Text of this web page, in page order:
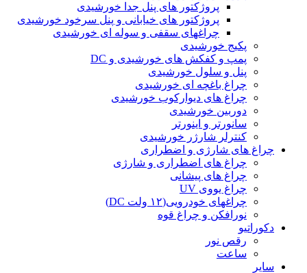
پروژکتور های پنل جدا خورشیدی
پروژکتور های خیابانی و پنل سرخود خورشیدی
چراغهای سقفی و سوله ای خورشیدی
پکیج خورشیدی
پمپ و کفکش های خورشیدی و DC
پنل و سلول خورشیدی
چراغ باغچه ای خورشیدی
چراغ های دیوارکوب خورشیدی
دوربین خورشیدی
سانورتر و اینورتر
کنترلر شارژر خورشیدی
چراغ های شارژی و اضطراری
چراغ های اضطراری و شارژی
چراغ های پیشانی
چراغ یووی UV
چراغهای خودرویی(۱۲ ولت DC)
نورافکن و چراغ قوه
دکوراتیو
رقص نور
ساعت
سایر